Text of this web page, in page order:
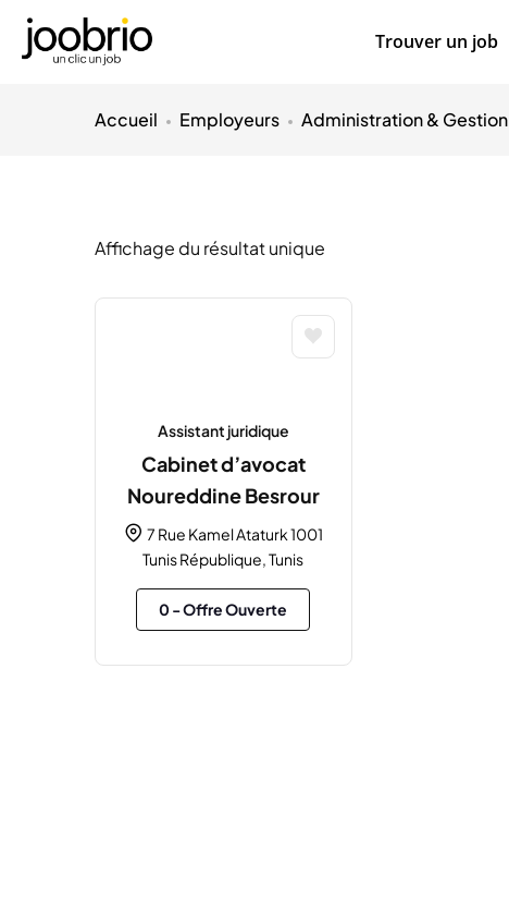
Trouver un job
Accueil Employeurs Administration & Gestion
Affichage du résultat unique
Assistant juridique
Cabinet d’avocat
Noureddine Besrour
7 Rue Kamel Ataturk 1001
Tunis République, Tunis
0- Offre Ouverte